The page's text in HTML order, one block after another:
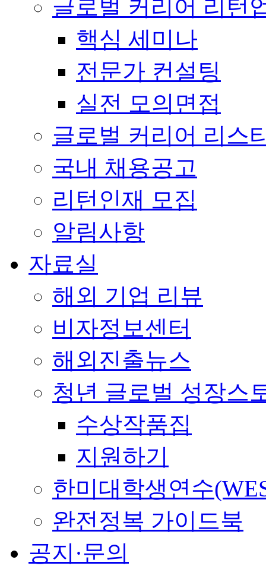
글로벌 커리어 리턴
핵심 세미나
전문가 컨설팅
실전 모의면접
글로벌 커리어 리스
국내 채용공고
리턴인재 모집
알림사항
자료실
해외 기업 리뷰
비자정보센터
해외진출뉴스
청년 글로벌 성장스
수상작품집
지원하기
한미대학생연수
완전정복 가이드북
공지·문의